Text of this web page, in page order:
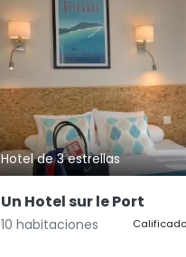
Hotel de 3 estrellas
Un Hotel sur le Port
10 habitaciones